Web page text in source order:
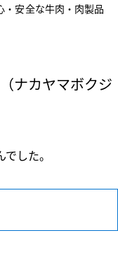
・安全な牛肉・肉製品
ナカヤマボクジ
した。